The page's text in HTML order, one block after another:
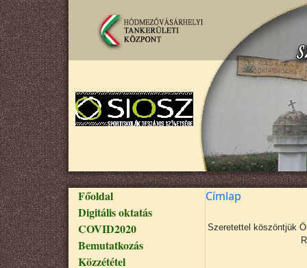
Ugrás a tartalomra
Fő navigáció
Főoldal
Digitális oktatás
COVID2020
Bemutatkozás
Közzététel
Címlap
Szeretettel köszöntjük